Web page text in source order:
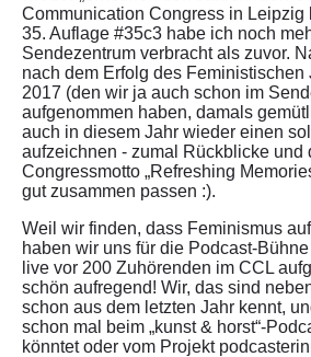
Communication Congress in Leipzig
35. Auflage #35c3 habe ich noch
Sendezentrum verbracht als zuvor.
nach dem Erfolg des Feministischen
2017 (den wir ja auch schon im
aufgenommen haben, damals
auch in diesem Jahr wieder einen
aufzeichnen - zumal Rückblicke und
Congressmotto „Refreshing
gut zusammen passen :).
Weil wir finden, dass Feminismus
haben wir uns für die Podcast-
live vor 200 Zuhörenden im CCL
schön aufregend! Wir, das sind
schon aus dem letzten Jahr kennt,
schon mal beim „kunst & horst“-
könntet oder vom Projekt